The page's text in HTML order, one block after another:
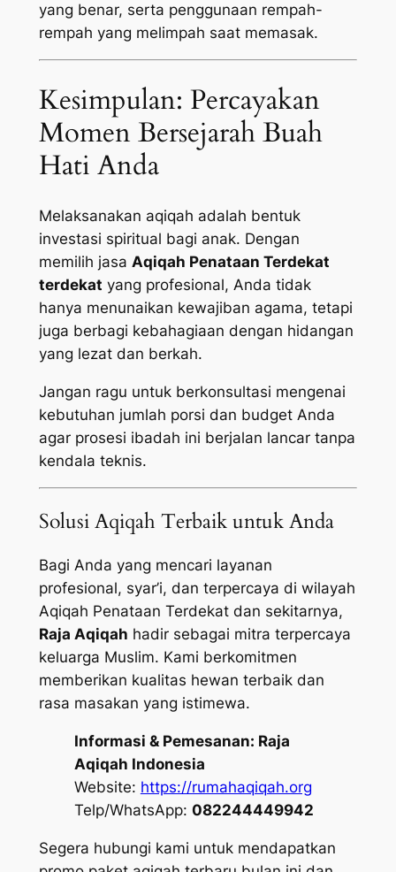
yang benar, serta penggunaan rempah-
rempah yang melimpah saat memasak.
Kesimpulan: Percayakan
Momen Bersejarah Buah
Hati Anda
Melaksanakan aqiqah adalah bentuk
investasi spiritual bagi anak. Dengan
memilih jasa Aqiqah Penataan Terdekat
terdekat yang profesional, Anda tidak
hanya menunaikan kewajiban agama, tetapi
juga berbagi kebahagiaan dengan hidangan
yang lezat dan berkah.
Jangan ragu untuk berkonsultasi mengenai
kebutuhan jumlah porsi dan budget Anda
agar prosesi ibadah ini berjalan lancar tanpa
kendala teknis.
Solusi Aqiqah Terbaik untuk Anda
Bagi Anda yang mencari layanan
profesional, syar’i, dan terpercaya di wilayah
Aqiqah Penataan Terdekat dan sekitarnya,
Raja Aqiqah hadir sebagai mitra terpercaya
keluarga Muslim. Kami berkomitmen
memberikan kualitas hewan terbaik dan
rasa masakan yang istimewa.
Informasi & Pemesanan: Raja
Aqiqah Indonesia
Website: https://rumahaqiqah.org
Telp/WhatsApp: 082244449942
Segera hubungi kami untuk mendapatkan